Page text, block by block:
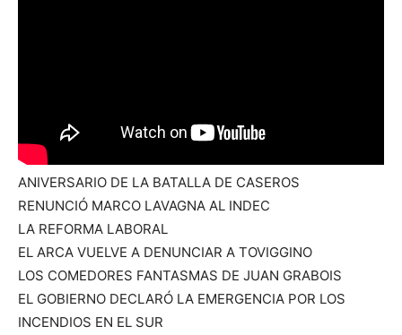
ANIVERSARIO DE LA BATALLA DE CASEROS
RENUNCIÓ MARCO LAVAGNA AL INDEC
LA REFORMA LABORAL
EL ARCA VUELVE A DENUNCIAR A TOVIGGINO
LOS COMEDORES FANTASMAS DE JUAN GRABOIS
EL GOBIERNO DECLARÓ LA EMERGENCIA POR LOS
INCENDIOS EN EL SUR